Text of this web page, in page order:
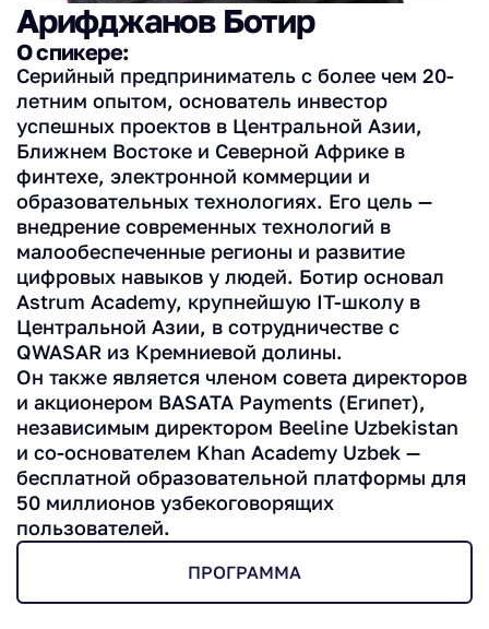
Арифджанов Ботир
О спикере:
Серийный предприниматель с более чем 20-
летним опытом, основатель инвестор
успешных проектов в Центральной Азии,
Ближнем Востоке и Северной Африке в
финтехе, электронной коммерции и
образовательных технологиях. Его цель —
внедрение современных технологий в
малообеспеченные регионы и развитие
цифровых навыков у людей. Ботир основал
Astrum Academy, крупнейшую IT-школу в
Центральной Азии, в сотрудничестве с
QWASAR из Кремниевой долины.
Он также является членом совета директоров
и акционером BASATA Payments (Египет),
независимым директором Beeline Uzbekistan
и со-основателем Khan Academy Uzbek —
бесплатной образовательной платформы для
50 миллионов узбекоговорящих
пользователей.
ПРОГРАММА